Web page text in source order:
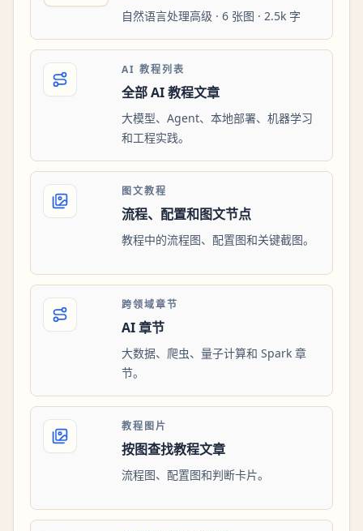
自然语言处理高级 · 6 张图 · 2.5k 字
AI 教程列表
全部 AI 教程文章
大模型、Agent、本地部署、机器学习
和工程实践。
图文教程
流程、配置和图文节点
教程中的流程图、配置图和关键截图。
跨领域章节
AI 章节
大数据、爬虫、量子计算和 Spark 章
节。
教程图片
按图查找教程文章
流程图、配置图和判断卡片。